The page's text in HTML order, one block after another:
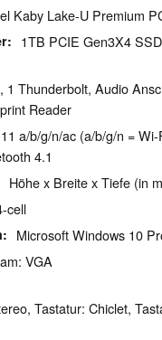
Kaby Lake-U Premium
1TB PCIE Gen3X4 SSD
1 Thunderbolt, Audio
Reader
a/b/g/n/ac (a/b/g/n =
4.1
Höhe x Breite x Tiefe (in
cell
Microsoft Windows 10
VGA
Tastatur: Chiclet,